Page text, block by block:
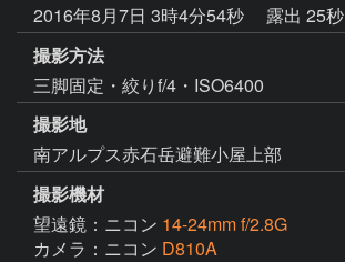
2016年8月7日 3時4分54秒
露出 25秒
撮影方法
三脚固定・絞りf/4・ISO6400
撮影地
南アルプス赤石岳避難小屋上部
撮影機材
望遠鏡：ニコン 14-24mm f/2.8G
カメラ：ニコン D810A